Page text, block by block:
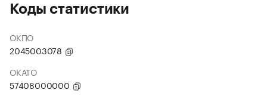
Коды статистики
ОКПО
2045003078
ОКАТО
57408000000